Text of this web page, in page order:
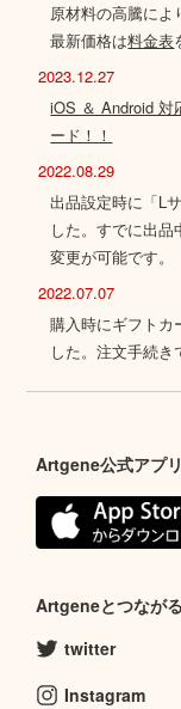
原材料の高騰によ
最新価格は料金表
2023.12.27
iOS ＆ Android 対
ード！！
2022.08.29
出品設定時に「L
した。すでに出
変更が可能です。
2022.07.07
購入時にギフトカ
した。注文手続き
Artgene公式アプリ
Artgeneとつながる
twitter
Instagram